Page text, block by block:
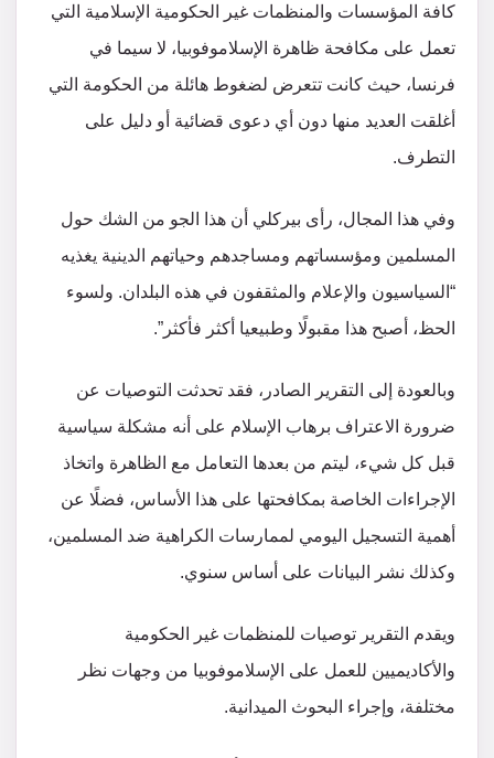
كافة المؤسسات والمنظمات غير الحكومية الإسلامية التي
تعمل على مكافحة ظاهرة الإسلاموفوبيا، لا سيما في
فرنسا، حيث كانت تتعرض لضغوط هائلة من الحكومة التي
أغلقت العديد منها دون أي دعوى قضائية أو دليل على
التطرف.
وفي هذا المجال، رأى بيركلي أن هذا الجو من الشك حول
المسلمين ومؤسساتهم ومساجدهم وحياتهم الدينية يغذيه
“السياسيون والإعلام والمثقفون في هذه البلدان. ولسوء
الحظ، أصبح هذا مقبولًا وطبيعيا أكثر فأكثر”.
وبالعودة إلى التقرير الصادر، فقد تحدثت التوصيات عن
ضرورة الاعتراف برهاب الإسلام على أنه مشكلة سياسية
قبل كل شيء، ليتم من بعدها التعامل مع الظاهرة واتخاذ
الإجراءات الخاصة بمكافحتها على هذا الأساس، فضلًا عن
أهمية التسجيل اليومي لممارسات الكراهية ضد المسلمين،
وكذلك نشر البيانات على أساس سنوي.
ويقدم التقرير توصيات للمنظمات غير الحكومية
والأكاديميين للعمل على الإسلاموفوبيا من وجهات نظر
مختلفة، وإجراء البحوث الميدانية.